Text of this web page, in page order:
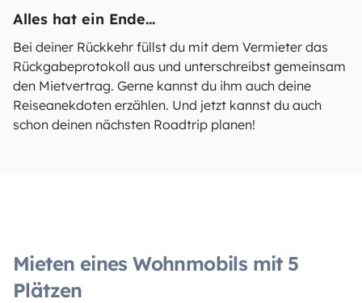
Alles hat ein Ende...
Bei deiner Rückkehr füllst du mit dem Vermieter das
Rückgabeprotokoll aus und unterschreibst gemeinsam
den Mietvertrag. Gerne kannst du ihm auch deine
Reiseanekdoten erzählen. Und jetzt kannst du auch
schon deinen nächsten Roadtrip planen!
Mieten eines Wohnmobils mit 5
Plätzen